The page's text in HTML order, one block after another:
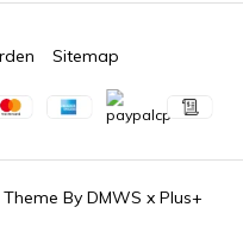
Theme By DMWS x Plus+
Sitemap